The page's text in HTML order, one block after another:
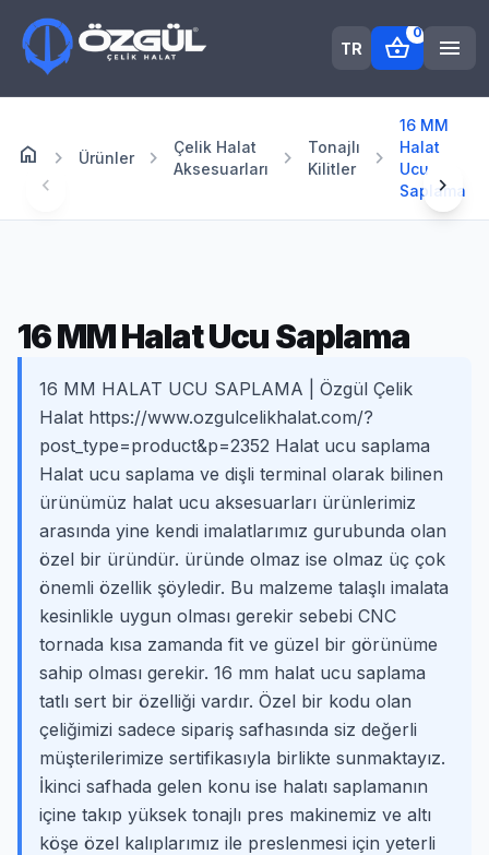
TR shopping_basket
0
menu
home Anasayfa
chevron_right Ürünler chevron_right
Çelik Halat
Aksesuarları
chevron_right
Tonajlı
Kilitler
chevron_right
16 MM
Halat
Ucu
Saplama
chevron_left chevron_right
16 MM Halat Ucu Saplama
16 MM HALAT UCU SAPLAMA | Özgül Çelik
Halat https://www.ozgulcelikhalat.com/?
post_type=product&p=2352 Halat ucu saplama
Halat ucu saplama ve dişli terminal olarak bilinen
ürünümüz halat ucu aksesuarları ürünlerimiz
arasında yine kendi imalatlarımız gurubunda olan
özel bir üründür. üründe olmaz ise olmaz üç çok
önemli özellik şöyledir. Bu malzeme talaşlı imalata
kesinlikle uygun olması gerekir sebebi CNC
tornada kısa zamanda fit ve güzel bir görünüme
sahip olması gerekir. 16 mm halat ucu saplama
tatlı sert bir özelliği vardır. Özel bir kodu olan
çeliğimizi sadece sipariş safhasında siz değerli
müşterilerimize sertifikasıyla birlikte sunmaktayız.
İkinci safhada gelen konu ise halatı saplamanın
içine takıp yüksek tonajlı pres makinemiz ve altı
köşe özel kalıplarımız ile preslenmesi için yeterli